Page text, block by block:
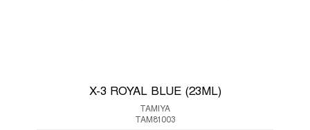
X-3 ROYAL BLUE (23ML)
TAMIYA
TAM81003